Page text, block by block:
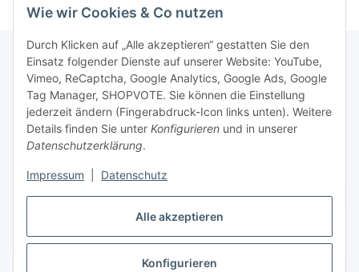
Alle akzeptieren
Konfigurieren
Wie wir Cookies & Co nutzen
Durch Klicken auf „Alle akzeptieren“ gestatten Sie den
Einsatz folgender Dienste auf unserer Website: YouTube,
Vimeo, ReCaptcha, Google Analytics, Google Ads, Google
Tag Manager, SHOPVOTE. Sie können die Einstellung
jederzeit ändern (Fingerabdruck-Icon links unten). Weitere
Details finden Sie unter Konfigurieren und in unserer
Datenschutzerklärung.
Impressum Datenschutz
Newsletter Abonnieren
Bitte senden Sie mir entsprechend Ihrer
Datenschutzerklärungregelmäßig und jederzeit widerruflich
Abonnieren
Newsletter Abonnieren